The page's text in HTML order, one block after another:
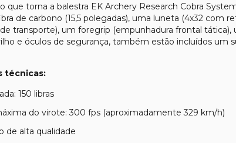
que torna a balestra EK Archery Research Cobra
de carbono (15,5 polegadas), uma luneta (4x32 com
transporte), um foregrip (empunhadura frontal
e óculos de segurança, também estão incluídos um
técnicas:
150 libras
do virote: 300 fps (aproximadamente 329 km/h)
de alta qualidade